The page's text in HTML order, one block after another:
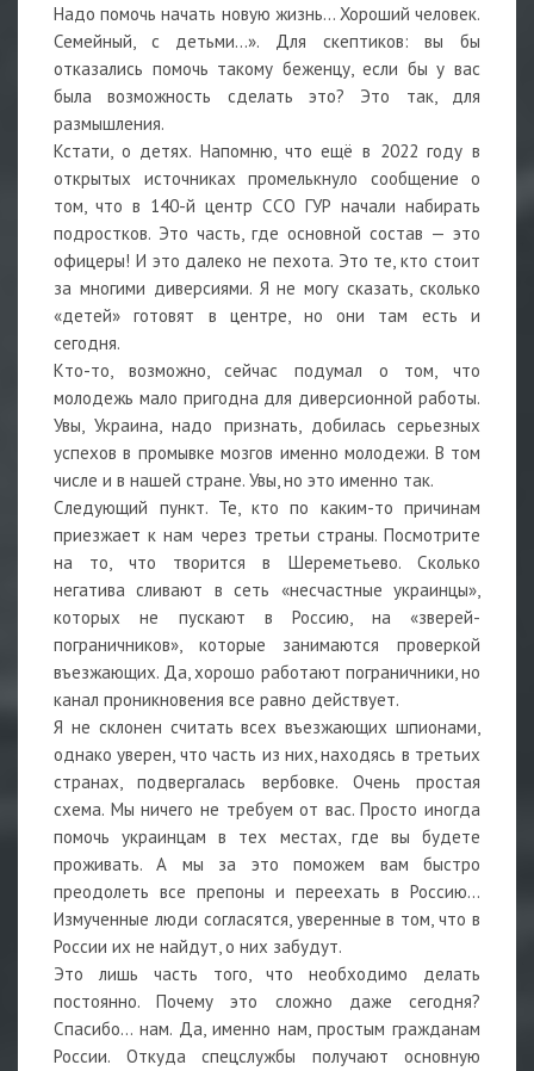
Надо помочь начать новую жизнь… Хороший человек.
Семейный, с детьми…». Для скептиков: вы бы
отказались помочь такому беженцу, если бы у вас
была возможность сделать это? Это так, для
размышления.
Кстати, о детях. Напомню, что ещё в 2022 году в
открытых источниках промелькнуло сообщение о
том, что в 140-й центр ССО ГУР начали набирать
подростков. Это часть, где основной состав — это
офицеры! И это далеко не пехота. Это те, кто стоит
за многими диверсиями. Я не могу сказать, сколько
«детей» готовят в центре, но они там есть и
сегодня.
Кто-то, возможно, сейчас подумал о том, что
молодежь мало пригодна для диверсионной работы.
Увы, Украина, надо признать, добилась серьезных
успехов в промывке мозгов именно молодежи. В том
числе и в нашей стране. Увы, но это именно так.
Следующий пункт. Те, кто по каким-то причинам
приезжает к нам через третьи страны. Посмотрите
на то, что творится в Шереметьево. Сколько
негатива сливают в сеть «несчастные украинцы»,
которых не пускают в Россию, на «зверей-
пограничников», которые занимаются проверкой
въезжающих. Да, хорошо работают пограничники, но
канал проникновения все равно действует.
Я не склонен считать всех въезжающих шпионами,
однако уверен, что часть из них, находясь в третьих
странах, подвергалась вербовке. Очень простая
схема. Мы ничего не требуем от вас. Просто иногда
помочь украинцам в тех местах, где вы будете
проживать. А мы за это поможем вам быстро
преодолеть все препоны и переехать в Россию…
Измученные люди согласятся, уверенные в том, что в
России их не найдут, о них забудут.
Это лишь часть того, что необходимо делать
постоянно. Почему это сложно даже сегодня?
Спасибо… нам. Да, именно нам, простым гражданам
России. Откуда спецслужбы получают основную